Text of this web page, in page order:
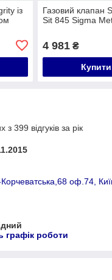
із
Газовий клапан
Sit 845 Sigma
4 981₴
Купити
399 відгуків за рік
оф.74,
графік роботи